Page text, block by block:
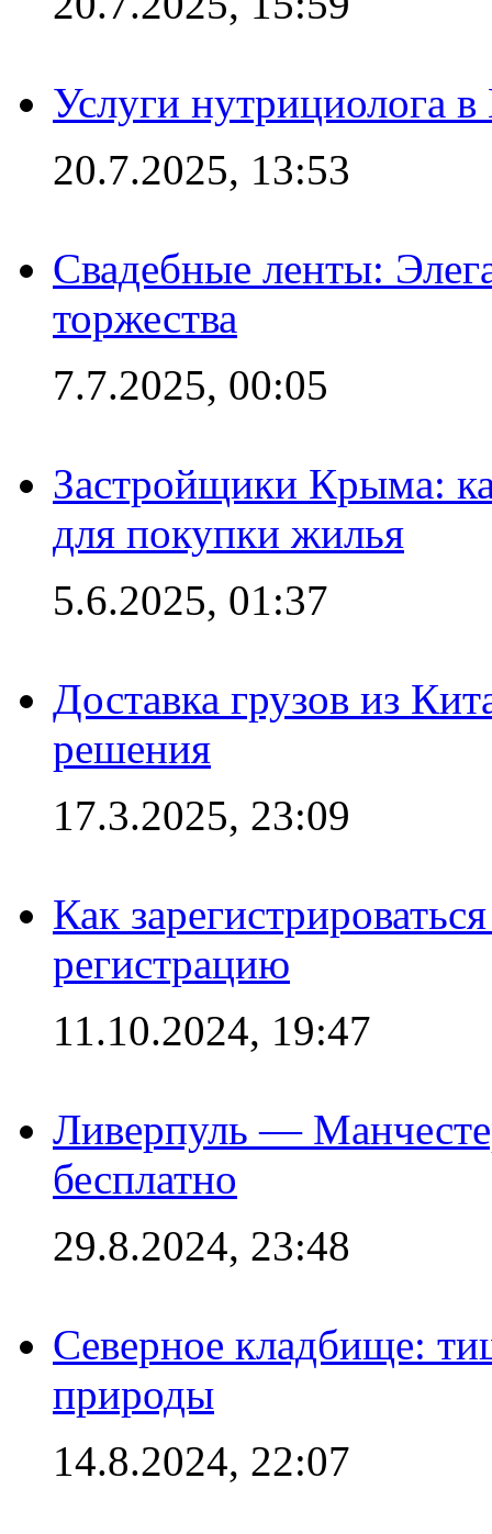
Услуги нутрициолога
20.7.2025, 13:53
Свадебные ленты:
торжества
7.7.2025, 00:05
Застройщики Крыма:
для покупки жилья
5.6.2025, 01:37
Доставка грузов из
решения
17.3.2025, 23:09
Как
регистрацию
11.10.2024, 19:47
Ливерпуль —
бесплатно
29.8.2024, 23:48
Северное кладбище:
природы
14.8.2024, 22:07